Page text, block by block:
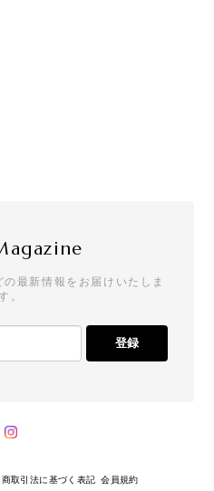
最新情報をお届けいたしま
。
登録
取引法に基づく表記 会員規約